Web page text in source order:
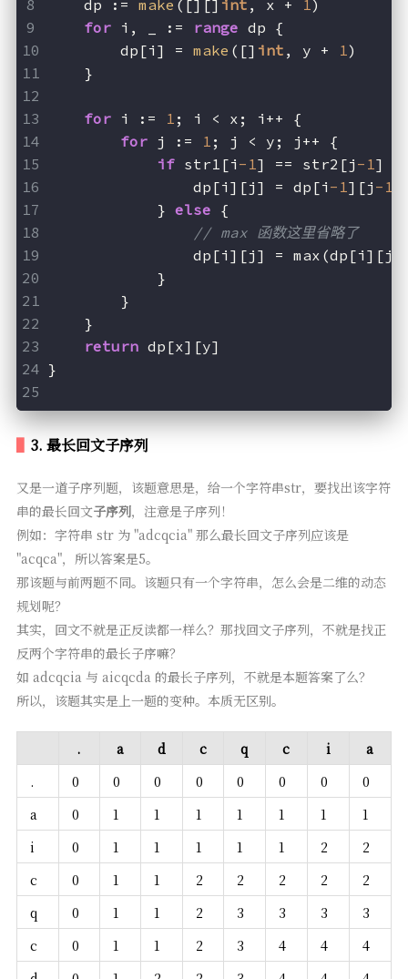
    dp :=
make ([][] int , x + 1)
for i, _ := range dp {
        dp[i] =
make ([] int , y + 1)
    }
for i := 1 ; i < x; i++ {
for j := 1 ; j < y; j++ {
if str1[i -1] == str2[j -1] {
                dp[i][j] = dp[i
-1][j -1
            }
else {
// max 函数这里省略了
                dp[i][j] = max(dp[i][j
            }
        }
    }
return dp[x][y]
}
3. 最长回文子序列
又是一道子序列题，该题意思是，给一个字符串str，要找出该字符
串的最长回文子序列，注意是子序列！
例如：字符串 str 为 "adcqcia" 那么最长回文子序列应该是
"acqca"，所以答案是5。
那该题与前两题不同。该题只有一个字符串，怎么会是二维的动态
规划呢？
其实，回文不就是正反读都一样么？那找回文子序列，不就是找正
反两个字符串的最长子序嘛？
如 adcqcia 与 aicqcda 的最长子序列，不就是本题答案了么？
所以，该题其实是上一题的变种。本质无区别。
. a d c q c i
a
.
0 0 0 0 0 0 0
0
a
0 1 1 1 1 1 1
1
i
0 1 1 1 1 1 2
2
c
0 1 1 2 2 2 2
2
q
0 1 1 2 3 3 3
3
c
0 1 1 2 3 4 4
4